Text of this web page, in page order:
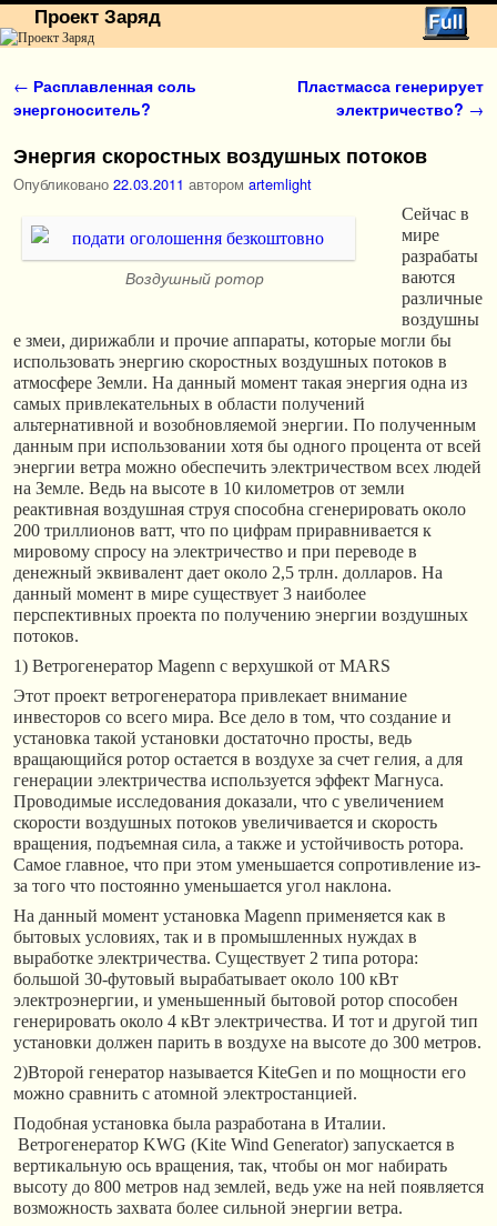
Проект Заряд
Навигация по записям
← Расплавленная соль
энергоноситель?
Пластмасса генерирует
электричество? →
Энергия скоростных воздушных потоков
Опубликовано 22.03.2011 автором artemlight
Воздушный ротор
Сейчас в
мире
разрабаты
ваются
различные
воздушны
е змеи, дирижабли и прочие аппараты, которые могли бы
использовать энергию скоростных воздушных потоков в
атмосфере Земли. На данный момент такая энергия одна из
самых привлекательных в области получений
альтернативной и возобновляемой энергии. По полученным
данным при использовании хотя бы одного процента от всей
энергии ветра можно обеспечить электричеством всех людей
на Земле. Ведь на высоте в 10 километров от земли
реактивная воздушная струя способна сгенерировать около
200 триллионов ватт, что по цифрам приравнивается к
мировому спросу на электричество и при переводе в
денежный эквивалент дает около 2,5 трлн. долларов. На
данный момент в мире существует 3 наиболее
перспективных проекта по получению энергии воздушных
потоков.
1) Ветрогенератор Magenn с верхушкой от MARS
Этот проект ветрогенератора привлекает внимание
инвесторов со всего мира. Все дело в том, что создание и
установка такой установки достаточно просты, ведь
вращающийся ротор остается в воздухе за счет гелия, а для
генерации электричества используется эффект Магнуса.
Проводимые исследования доказали, что с увеличением
скорости воздушных потоков увеличивается и скорость
вращения, подъемная сила, а также и устойчивость ротора.
Самое главное, что при этом уменьшается сопротивление из-
за того что постоянно уменьшается угол наклона.
На данный момент установка Magenn применяется как в
бытовых условиях, так и в промышленных нуждах в
выработке электричества. Существует 2 типа ротора:
большой 30-футовый вырабатывает около 100 кВт
электроэнергии, и уменьшенный бытовой ротор способен
генерировать около 4 кВт электричества. И тот и другой тип
установки должен парить в воздухе на высоте до 300 метров.
2)Второй генератор называется KiteGen и по мощности его
можно сравнить с атомной электростанцией.
Подобная установка была разработана в Италии.
Ветрогенератор KWG (Kite Wind Generator) запускается в
вертикальную ось вращения, так, чтобы он мог набирать
высоту до 800 метров над землей, ведь уже на ней появляется
возможность захвата более сильной энергии ветра.